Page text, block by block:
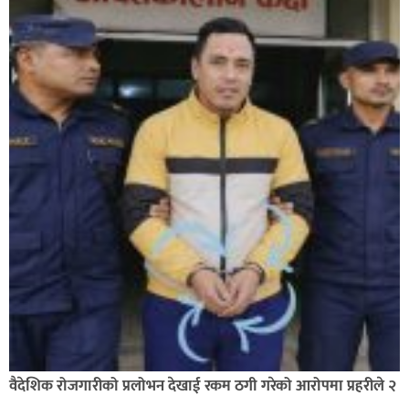
ग्यास अभाव हटाउन सरकारलाई घोराही बनाऔँ अभियानको
सुझाव : ग्यास खरिद कार्ड प्रणालीको आवश्यकता सबिन प्रियासन
वैदेशिक रोजगारीको प्रलोभन देखाई रकम ठगी गरेको आरोपमा प्रहरीले २